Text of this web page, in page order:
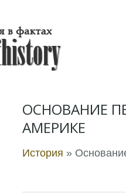
ОСНОВАНИЕ
АМЕРИКЕ
История »